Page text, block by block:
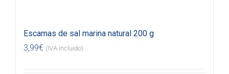
Escamas de sal marina natural 200 g
3,99€ (IVA incluido)